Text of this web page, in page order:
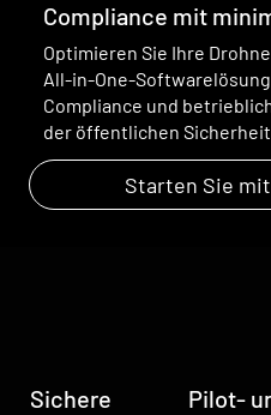
Compliance mit
Optimieren Sie Ihre
All-in-One-
Compliance und
der öffentlichen
Starten Sie
Sichere
Pilot-